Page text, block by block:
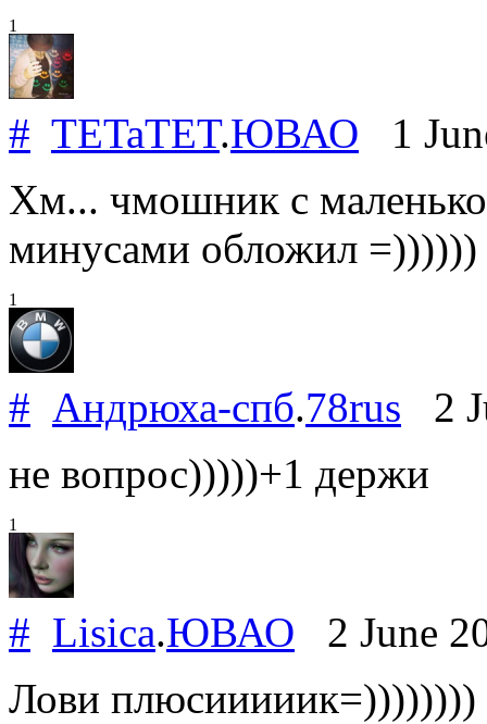
1
# TETaTET.ЮВАО 1
Хм... чмошник с
минусами обложил =))))))
1
# Андрюха-спб.78rus 2
не вопрос)))))+1 держи
1
# Lisica.ЮВАО 2 June
Лови плюсииииик=))))))))